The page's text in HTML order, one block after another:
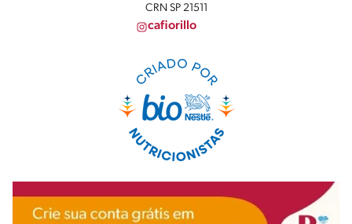
CRN SP 21511
cafiorillo